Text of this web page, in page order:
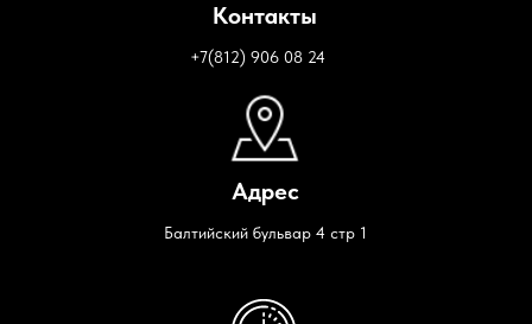
+7(812) 906 08 24
Балтийский бульвар 4 стр 1
Контакты
Адрес